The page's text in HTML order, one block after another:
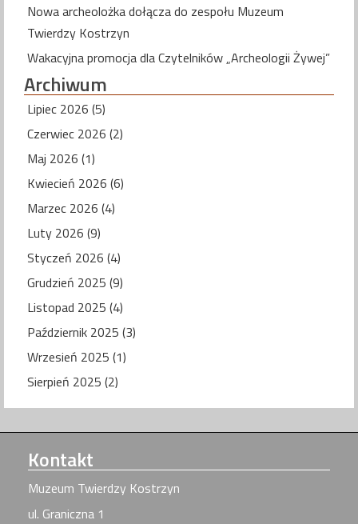
Nowa archeolożka dołącza do zespołu Muzeum
Twierdzy Kostrzyn
Wakacyjna promocja dla Czytelników „Archeologii Żywej”
Archiwum
Lipiec 2026 (5)
Czerwiec 2026 (2)
Maj 2026 (1)
Kwiecień 2026 (6)
Marzec 2026 (4)
Luty 2026 (9)
Styczeń 2026 (4)
Grudzień 2025 (9)
Listopad 2025 (4)
Październik 2025 (3)
Wrzesień 2025 (1)
Sierpień 2025 (2)
Kontakt
Muzeum Twierdzy Kostrzyn
ul. Graniczna 1